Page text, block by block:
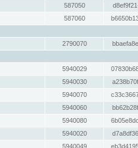
587050
587060
2790070
5940029
5940030
5940070
5940060
5940080
5940020
5940049